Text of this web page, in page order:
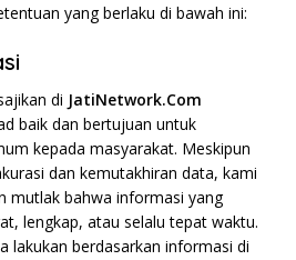
yang berlaku di bawah ini:
di JatiNetwork.Com
baik dan bertujuan untuk
kepada masyarakat. Meskipun
dan kemutakhiran data, kami
mutlak bahwa informasi yang
lengkap, atau selalu tepat waktu.
lakukan berdasarkan informasi di